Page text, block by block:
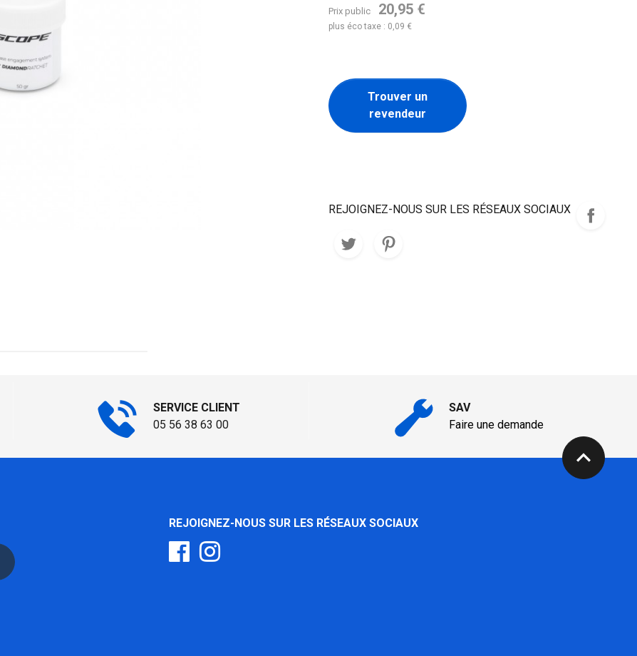
Prix public 20,95 €
plus éco taxe : 0,09 €
Trouver un
revendeur
REJOIGNEZ-NOUS SUR LES RÉSEAUX SOCIAUX
SERVICE CLIENT
05 56 38 63 00
SAV
Faire une demande
expand_less
REJOIGNEZ-NOUS SUR LES RÉSEAUX SOCIAUX